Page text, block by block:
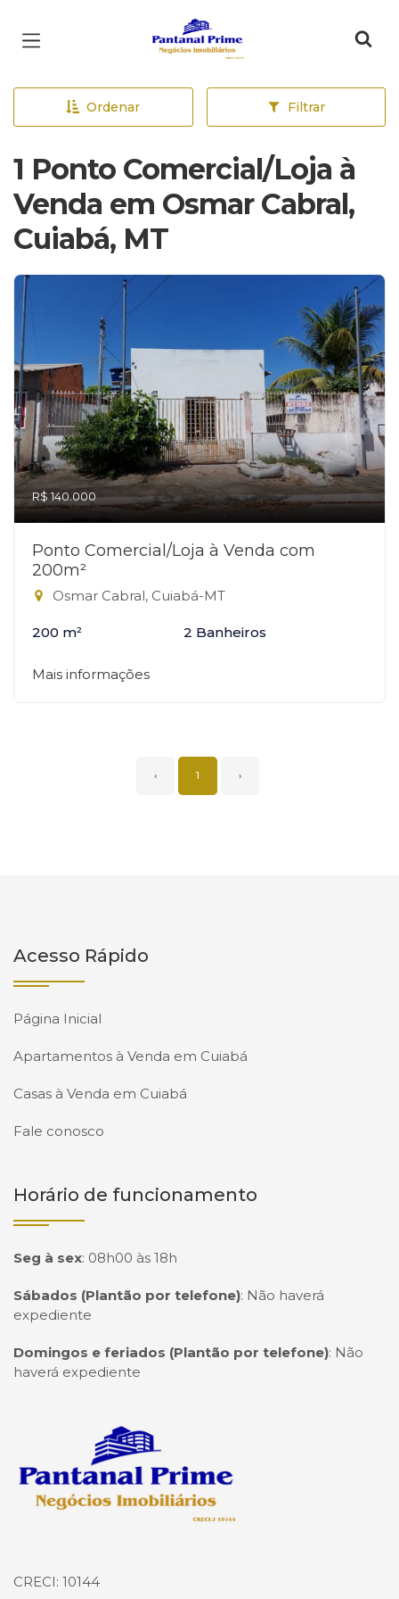
Página inicial
Ordenar Filtrar
1 Ponto Comercial/Loja à
Venda em Osmar Cabral,
Cuiabá, MT
R$ 140.000
Ponto Comercial/Loja à Venda com
200m²
Osmar Cabral, Cuiabá-MT
200 m² 2 Banheiros
Mais informações
‹ 1 ›
Acesso Rápido
Página Inicial
Apartamentos à Venda em Cuiabá
Casas à Venda em Cuiabá
Fale conosco
Horário de funcionamento
Seg à sex: 08h00 às 18h
Sábados (Plantão por telefone): Não haverá
expediente
Domingos e feriados (Plantão por telefone): Não
haverá expediente
Página inicial
CRECI: 10144